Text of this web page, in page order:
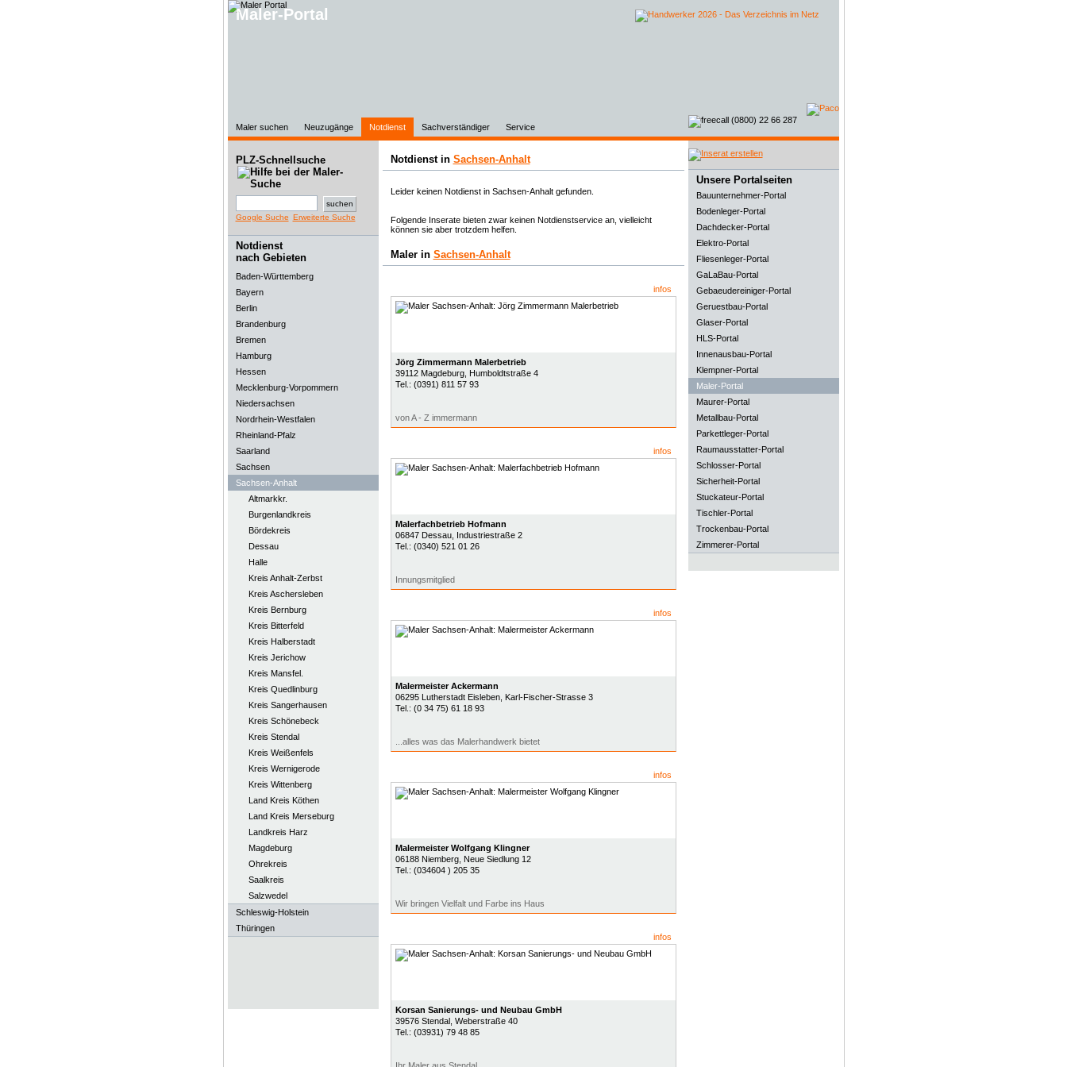
Maler-Portal
Maler suchen Neuzugänge Notdienst Sachverständiger Service
PLZ-Schnellsuche
Google Suche Erweiterte Suche
Notdienst
nach Gebieten
Baden-Württemberg
Bayern
Berlin
Brandenburg
Bremen
Hamburg
Hessen
Mecklenburg-Vorpommern
Niedersachsen
Nordrhein-Westfalen
Rheinland-Pfalz
Saarland
Sachsen
Sachsen-Anhalt
Altmarkkr.
Burgenlandkreis
Bördekreis
Dessau
Halle
Kreis Anhalt-Zerbst
Kreis Aschersleben
Kreis Bernburg
Kreis Bitterfeld
Kreis Halberstadt
Kreis Jerichow
Kreis Mansfel.
Kreis Quedlinburg
Kreis Sangerhausen
Kreis Schönebeck
Kreis Stendal
Kreis Weißenfels
Kreis Wernigerode
Kreis Wittenberg
Land Kreis Köthen
Land Kreis Merseburg
Landkreis Harz
Magdeburg
Ohrekreis
Saalkreis
Salzwedel
Schleswig-Holstein
Thüringen
Notdienst in Sachsen-Anhalt
Leider keinen Notdienst in Sachsen-Anhalt gefunden.
Folgende Inserate bieten zwar keinen Notdienstservice an, vielleicht
können sie aber trotzdem helfen.
Maler in Sachsen-Anhalt
infos
Jörg Zimmermann Malerbetrieb
39112 Magdeburg, Humboldtstraße 4
Tel.: (0391) 811 57 93
von A - Z immermann
infos
Malerfachbetrieb Hofmann
06847 Dessau, Industriestraße 2
Tel.: (0340) 521 01 26
Innungsmitglied
infos
Malermeister Ackermann
06295 Lutherstadt Eisleben, Karl-Fischer-Strasse 3
Tel.: (0 34 75) 61 18 93
...alles was das Malerhandwerk bietet
infos
Malermeister Wolfgang Klingner
06188 Niemberg, Neue Siedlung 12
Tel.: (034604 ) 205 35
Wir bringen Vielfalt und Farbe ins Haus
infos
Korsan Sanierungs- und Neubau GmbH
39576 Stendal, Weberstraße 40
Tel.: (03931) 79 48 85
Unsere Portalseiten
Bauunternehmer-Portal
Bodenleger-Portal
Dachdecker-Portal
Elektro-Portal
Fliesenleger-Portal
GaLaBau-Portal
Gebaeudereiniger-Portal
Geruestbau-Portal
Glaser-Portal
HLS-Portal
Innenausbau-Portal
Klempner-Portal
Maler-Portal
Maurer-Portal
Metallbau-Portal
Parkettleger-Portal
Raumausstatter-Portal
Schlosser-Portal
Sicherheit-Portal
Stuckateur-Portal
Tischler-Portal
Trockenbau-Portal
Zimmerer-Portal